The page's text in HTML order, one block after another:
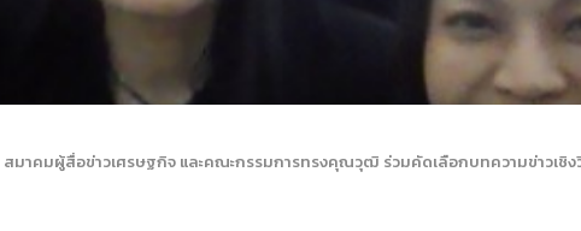
สมาคมผู้สื่อข่าวเศรษฐกิจ และคณะกรรมการทรงคุณวุฒิ ร่วมคัดเลือกบทความข่าวเชิง